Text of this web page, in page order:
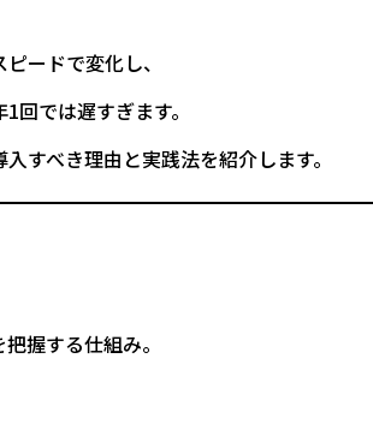
ードで変化し、
では遅すぎます。
すべき理由と実践法を紹介します。
握する仕組み。